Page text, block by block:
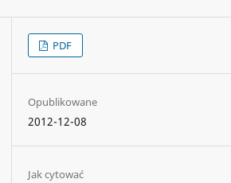
PDF
Opublikowane
2012-12-08
Jak cytować